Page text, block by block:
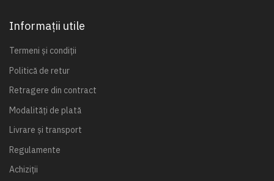
Informații utile
Termeni și condiții
Politică de retur
Retragere din contract
Modalități de plată
Livrare și transport
Regulamente
Achiziții